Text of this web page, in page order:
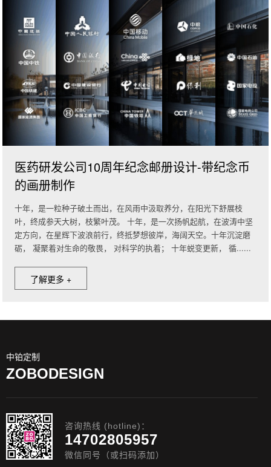
医药研发公司10周年纪念邮册设计-带纪念币
的画册制作
十年，是一粒种子破土而出，在风雨中汲取养分，在阳光下舒展枝
叶，终成参天大树，枝繁叶茂。 十年，是一次扬帆起航，在波涛中坚
定方向，在星辉下波浪前行，终抵梦想彼岸，海阔天空。十年沉淀磨
砺， 凝聚着对生命的敬畏， 对科学的执着； 十年蜕变更新， 循......
了解更多 +
中铂定制
ZOBODESIGN
咨询热线 (hotline)：
14702805957
微信同号（或扫码添加）